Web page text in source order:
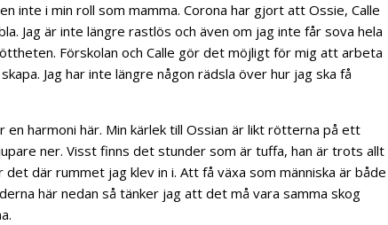
inte i min roll som mamma. Corona har gjort att Ossie, Calle
Jag är inte längre rastlös och även om jag inte får sova hela
Förskolan och Calle gör det möjligt för mig att arbeta
Jag har inte längre någon rädsla över hur jag ska få
harmoni här. Min kärlek till Ossian är likt rötterna på ett
ner. Visst finns det stunder som är tuffa, han är trots allt
där rummet jag klev in i. Att få växa som människa är både
här nedan så tänker jag att det må vara samma skog